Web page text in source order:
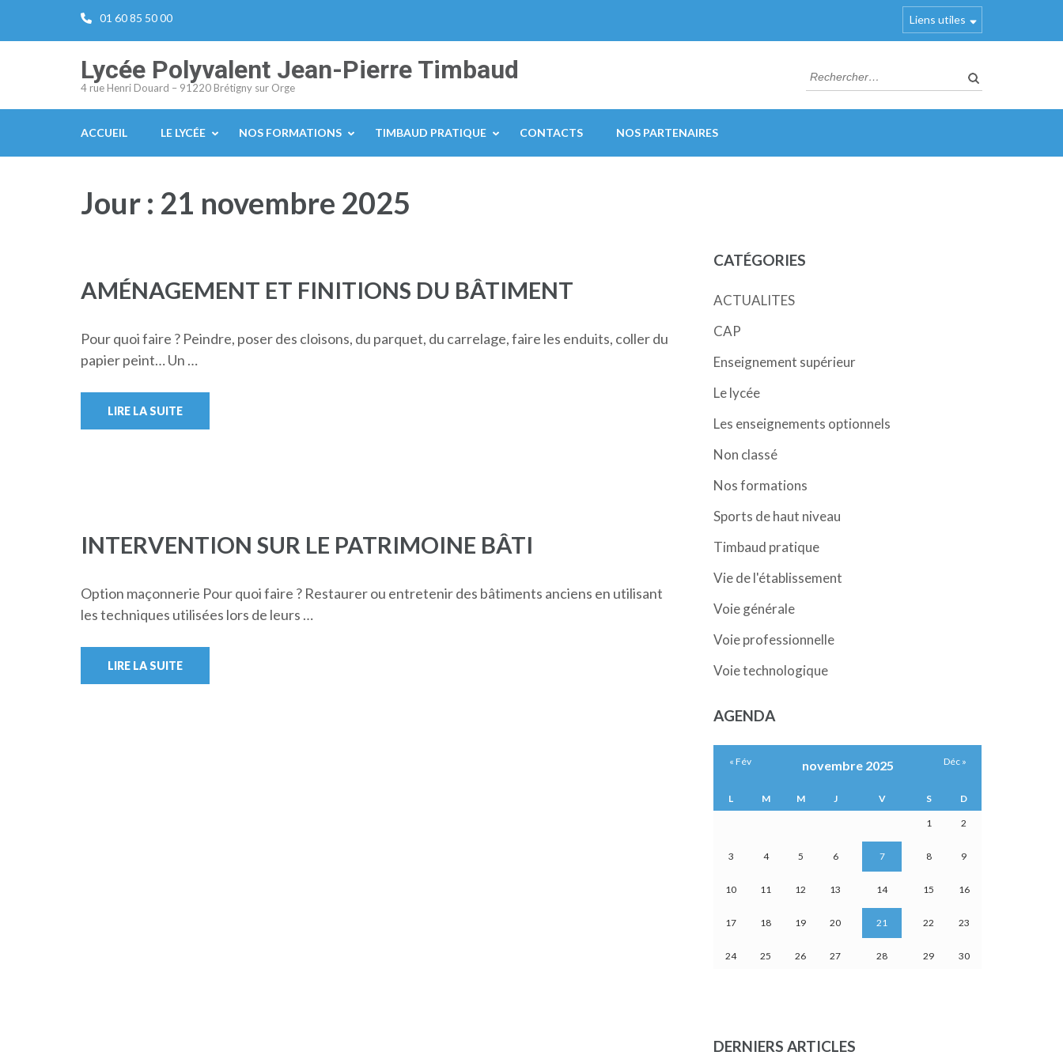
01 60 85 50 00 Liens utiles
Lycée Polyvalent Jean-Pierre Timbaud
4 rue Henri Douard – 91220 Brétigny sur Orge
Rechercher :
ACCUEIL LE LYCÉE NOS FORMATIONS TIMBAUD PRATIQUE CONTACTS NOS PARTENAIRES
Jour : 21 novembre 2025
AMÉNAGEMENT ET FINITIONS DU BÂTIMENT
Pour quoi faire ? Peindre, poser des cloisons, du parquet, du carrelage, faire les enduits, coller du
papier peint… Un …
LIRE LA SUITE
INTERVENTION SUR LE PATRIMOINE BÂTI
Option maçonnerie Pour quoi faire ? Restaurer ou entretenir des bâtiments anciens en utilisant
les techniques utilisées lors de leurs …
LIRE LA SUITE
CATÉGORIES
ACTUALITES
CAP
Enseignement supérieur
Le lycée
Les enseignements optionnels
Non classé
Nos formations
Sports de haut niveau
Timbaud pratique
Vie de l'établissement
Voie générale
Voie professionnelle
Voie technologique
AGENDA
novembre 2025
L M M J V S D
1 2
3 4 5 6 7 8 9
10 11 12 13 14 15 16
17 18 19 20 21 22 23
24 25 26 27 28 29 30
« Fév Déc »
DERNIERS ARTICLES